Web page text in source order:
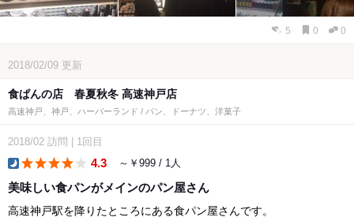
5 0 0
2018/02/09 更新
食ぱんの店 春夏秋冬 高速神戸店
高速神戸、神戸、ハーバーランド / パン、ドーナツ、洋菓子
2018/02 訪問 | 1回目
4.3 ～￥999 / 1人
美味しい食パンがメインのパン屋さん
高速神戸駅を降りたところにある食パン屋さんです。